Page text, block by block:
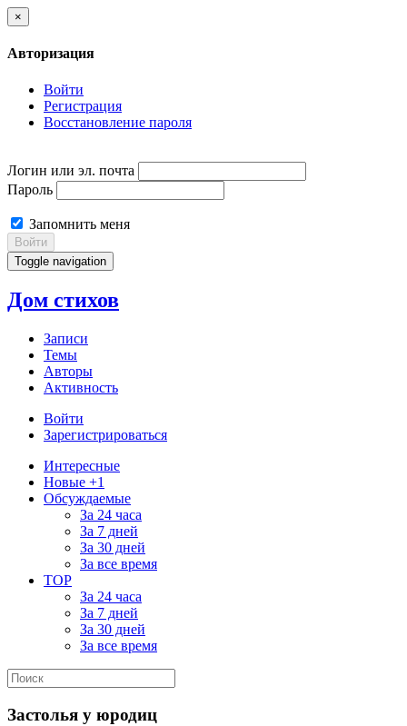
×
Авторизация
Войти
Регистрация
Восстановление пароля
Логин или эл. почта
Пароль
Запомнить меня
Войти
Toggle navigation
Дом стихов
Записи
Темы
Авторы
Активность
Войти
Зарегистрироваться
Интересные
Новые +1
Обсуждаемые
За 24 часа
За 7 дней
За 30 дней
За все время
TOP
За 24 часа
За 7 дней
За 30 дней
За все время
Застолья у юродиц